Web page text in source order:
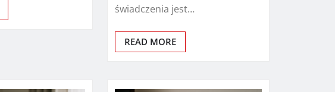
świadczenia jest…
READ MORE